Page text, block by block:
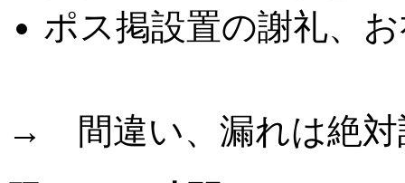
ポス掲設置の謝礼、
→ 間違い、漏れは絶対